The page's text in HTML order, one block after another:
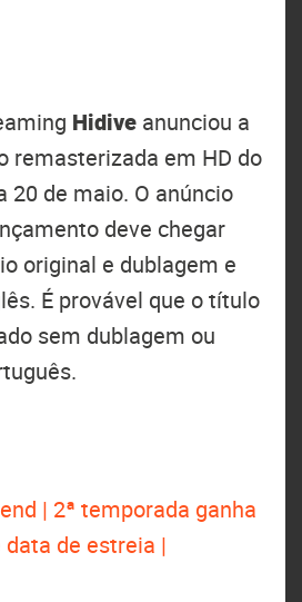
Hidive anunciou a
remasterizada em HD do
20 de maio. O anúncio
deve chegar
original e dublagem e
É provável que o título
sem dublagem ou
| 2ª temporada ganha
de estreia |